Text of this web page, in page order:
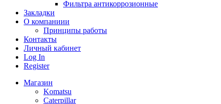
Фильтра антикоррозионные
Закладки
О компаниии
Принципы работы
Контакты
Личный кабинет
Log In
Register
Магазин
Komatsu
Caterpillar